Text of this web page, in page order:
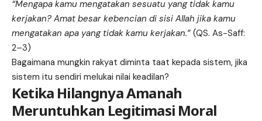
“Mengapa kamu mengatakan sesuatu yang tidak kamu
kerjakan? Amat besar kebencian di sisi Allah jika kamu
mengatakan apa yang tidak kamu kerjakan.” (QS. As-Saff:
2–3)
Bagaimana mungkin rakyat diminta taat kepada sistem, jika
sistem itu sendiri melukai nilai keadilan?
Ketika Hilangnya Amanah
Meruntuhkan Legitimasi Moral